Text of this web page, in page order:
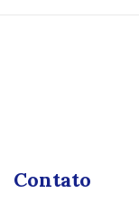
Contato